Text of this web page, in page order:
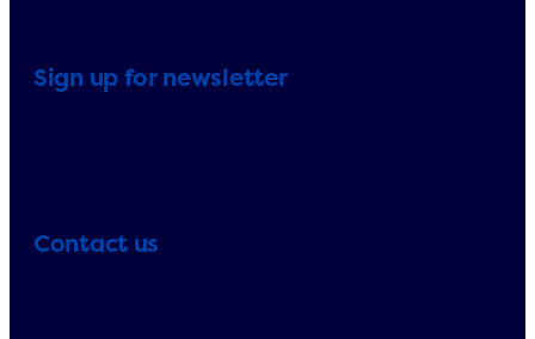
Sign up for newsletter
Contact us